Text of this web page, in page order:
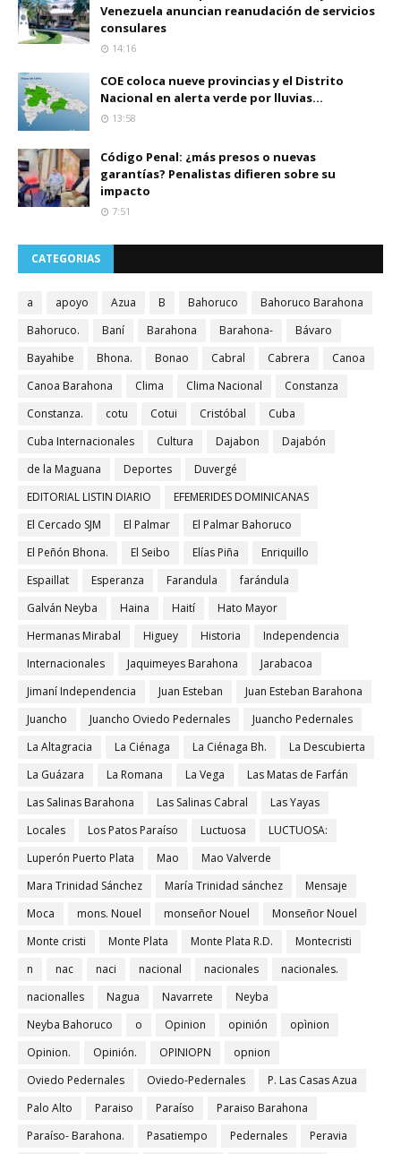
Venezuela anuncian reanudación de servicios
consulares
14:16
COE coloca nueve provincias y el Distrito
Nacional en alerta verde por lluvias...
13:58
Código Penal: ¿más presos o nuevas
garantías? Penalistas difieren sobre su
impacto
7:51
CATEGORIAS
a apoyo Azua B Bahoruco
Bahoruco Barahona
Bahoruco.
Baní Barahona Barahona-
Bávaro
Bayahibe
Bhona. Bonao Cabral Cabrera
Canoa
Canoa Barahona
Clima Clima Nacional
Constanza
Constanza.
cotu Cotui Cristóbal
Cuba
Cuba Internacionales
Cultura Dajabon
Dajabón
de la Maguana
Deportes
Duvergé
EDITORIAL LISTIN DIARIO
EFEMERIDES DOMINICANAS
El Cercado SJM
El Palmar
El Palmar Bahoruco
El Peñón Bhona.
El Seibo Elías Piña
Enriquillo
Espaillat
Esperanza Farandula
farándula
Galván Neyba
Haina Haití
Hato Mayor
Hermanas Mirabal
Higuey Historia
Independencia
Internacionales
Jaquimeyes Barahona
Jarabacoa
Jimaní Independencia
Juan Esteban
Juan Esteban Barahona
Juancho
Juancho Oviedo Pedernales
Juancho Pedernales
La Altagracia
La Ciénaga La Ciénaga Bh.
La Descubierta
La Guázara
La Romana La Vega
Las Matas de Farfán
Las Salinas Barahona
Las Salinas Cabral
Las Yayas
Locales
Los Patos Paraíso Luctuosa
LUCTUOSA:
Luperón Puerto Plata
Mao
Mao Valverde
Mara Trinidad Sánchez
María Trinidad sánchez
Mensaje
Moca
mons. Nouel monseñor Nouel
Monseñor Nouel
Monte cristi
Monte Plata Monte Plata R.D.
Montecristi
n
nac naci nacional nacionales
nacionales.
nacionalles
Nagua Navarrete
Neyba
Neyba Bahoruco
o Opinion opinión
opìnion
Opinion.
Opinión. OPINIOPN
opnion
Oviedo Pedernales
Oviedo-Pedernales
P. Las Casas Azua
Palo Alto
Paraiso Paraíso
Paraiso Barahona
Paraíso- Barahona.
Pasatiempo Pedernales
Peravia